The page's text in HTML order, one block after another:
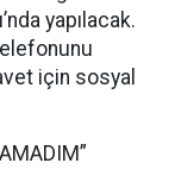
yapılacak.
için sosyal